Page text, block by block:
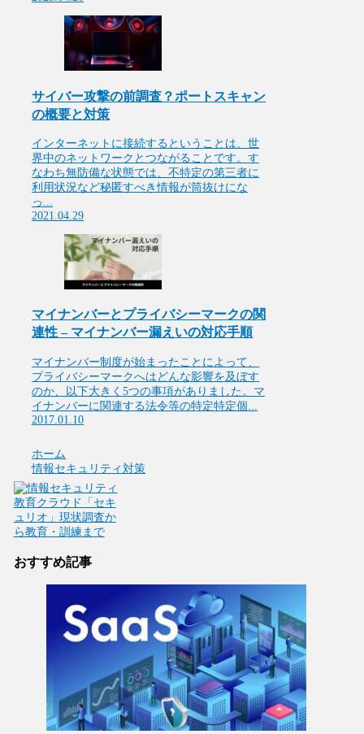
サイバー攻撃の前調査？ポートスキャン
の概要と対策
インターネットに接続するということは、世
界中のネットワークとつながることです。す
なわち無防備な状態では、不特定の第三者に
利用状況など秘匿すべき情報が筒抜けにな
っ...
2021.04.29
マイナンバーとプライバシーマークの関
連性 – マイナンバー漏えいの対応手順
マイナンバー制度が始まったことによって、
プライバシーマークへはどんな影響を及ぼす
のか、以下大きく5つの事項がありました。マ
イナンバーに関連する法令等の特定特定個...
2017.01.10
ホーム
情報セキュリティ対策
おすすめ記事